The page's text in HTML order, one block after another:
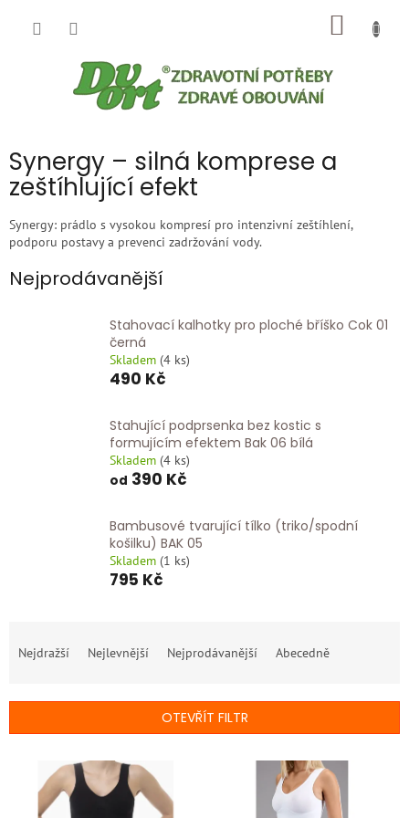
Synergy – silná komprese a
zeštíhlující efekt
Synergy: prádlo s vysokou kompresí pro intenzivní zeštíhlení,
podporu postavy a prevenci zadržování vody.
Nejprodávanější
Stahovací kalhotky pro ploché bříško Cok 01
černá
Skladem (4 ks)
490 Kč
Stahující podprsenka bez kostic s
formujícím efektem Bak 06 bílá
Skladem (4 ks)
od 390 Kč
Bambusové tvarující tílko (triko/spodní
košilku) BAK 05
Skladem (1 ks)
795 Kč
a
í
Nejdražší Nejlevnější Nejprodávanější Abecedně
OTEVŘÍT FILTR